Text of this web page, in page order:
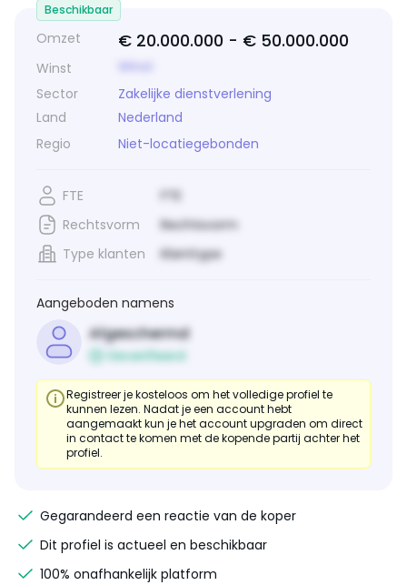
Omzet € 20.000.000 - € 50.000.000
Winst
Sector
Zakelijke dienstverlening
Land
Nederland
Regio
Niet-locatiegebonden
Beschikbaar
FTE
FTE
Rechtsvorm
Rechtsvorm
Type klanten
Klanttype
Aangeboden namens
Afgeschermd
Geverifieerd
Registreer je kosteloos om het volledige profiel te
kunnen lezen. Nadat je een account hebt
aangemaakt kun je het account upgraden om direct
in contact te komen met de kopende partij achter het
profiel.
Gegarandeerd een reactie van de koper
Dit profiel is actueel en beschikbaar
100% onafhankelijk platform